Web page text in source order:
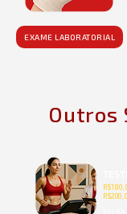
EXAME LABORATORIAL
Outros